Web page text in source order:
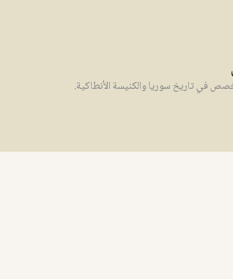
في تاريخ سوريا والكنيسة الأنطاكية.